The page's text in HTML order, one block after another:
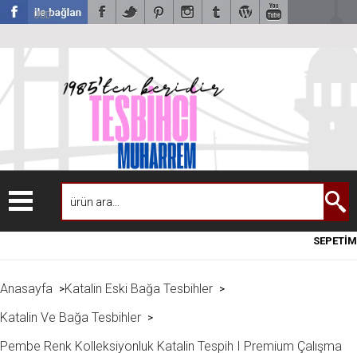
USD
SEPETİM
Anasayfa >Katalin Eski Bağa Tesbihler >
Katalin Ve Bağa Tesbihler >
Pembe Renk Kolleksiyonluk Katalin Tespih I Premium Çalışma